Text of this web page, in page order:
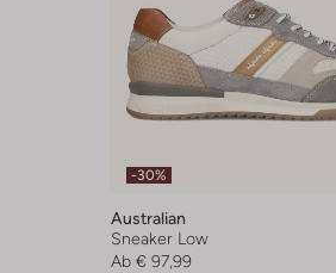
-30%
Australian
Sneaker Low
Ab € 97,99